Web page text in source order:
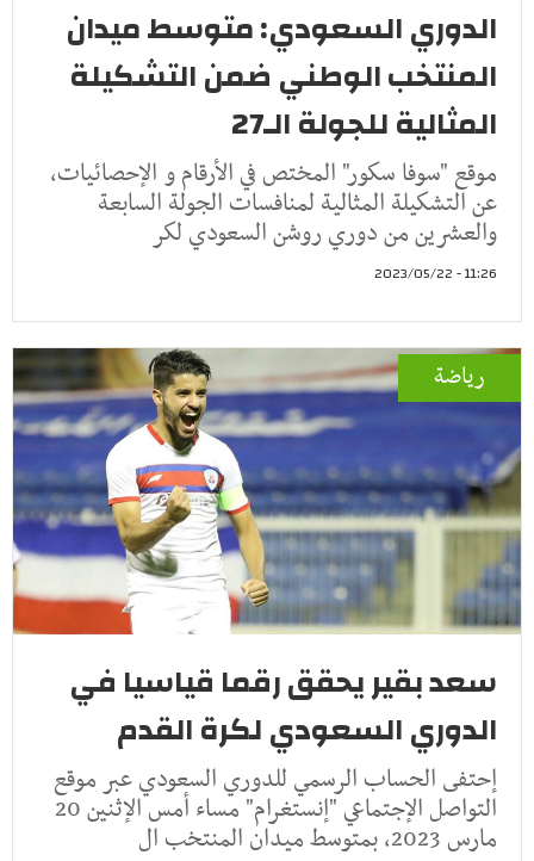
الدوري السعودي: متوسط ميدان
المنتخب الوطني ضمن التشكيلة
المثالية للجولة الـ27
موقع "سوفا سكور" المختص في الأرقام و الإحصائيات،
عن التشكيلة المثالية لمنافسات الجولة السابعة
والعشرين من دوري روشن السعودي لكر
11:26 - 2023/05/22
رياضة
سعد بقير يحقق رقما قياسيا في
الدوري السعودي لكرة القدم
إحتفى الحساب الرسمي للدوري السعودي عبر موقع
التواصل الإجتماعي "إنستغرام" مساء أمس الإثنين 20
مارس 2023، بمتوسط ميدان المنتخب ال